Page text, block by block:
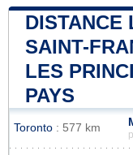
DISTANCE
SAINT-
LES
PAYS
Toronto : 577 km